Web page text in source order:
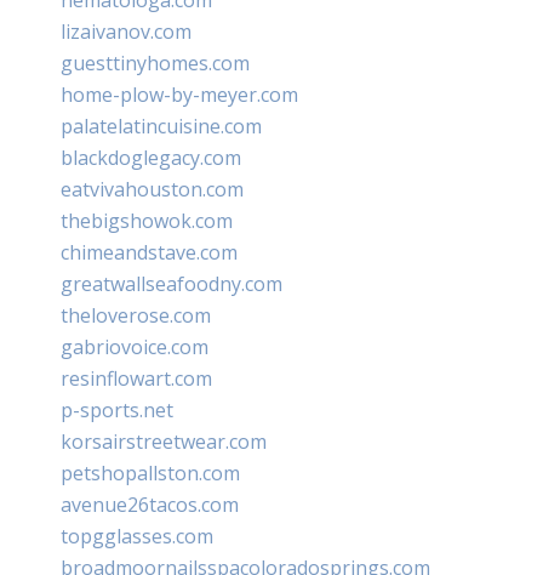
lizaivanov.com
guesttinyhomes.com
home-plow-by-meyer.com
palatelatincuisine.com
blackdoglegacy.com
eatvivahouston.com
thebigshowok.com
chimeandstave.com
greatwallseafoodny.com
theloverose.com
gabriovoice.com
resinflowart.com
p-sports.net
korsairstreetwear.com
petshopallston.com
avenue26tacos.com
topgglasses.com
broadmoornailsspacoloradosprings.com